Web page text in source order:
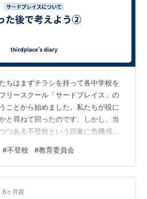
ちはまずチラシを持って各中学校を
リースクール「サードプレイス」の
ことから始めました。私たちが役に
と尋ねて回ったのです。しかし、当
つある不登校という現象に危機感を
会は出される通達への対応に追わ
学年に複数いる不登校生徒の存在は
応に学校全体で取り組むという意識
うに思います。担任が当該生徒や保
#不登校 #教育委員会
6ヶ月前